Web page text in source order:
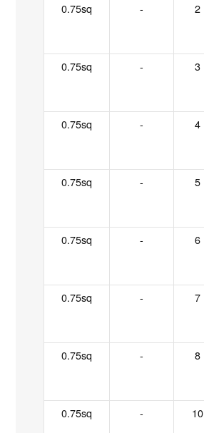
0.75sq -
2
0.75sq -
3
0.75sq -
4
0.75sq -
5
0.75sq -
6
0.75sq -
7
0.75sq -
8
0.75sq -
10